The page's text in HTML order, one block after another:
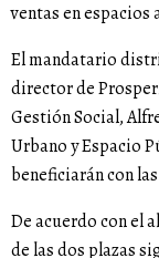
ventas en
El mandatario
director de
Gestión Social,
Urbano y Espacio
beneficiarán con
De acuerdo con el
de las dos plazas